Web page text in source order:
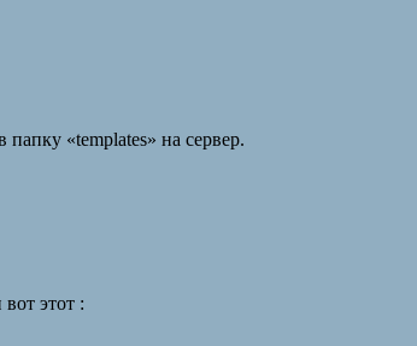
«templates» на сервер.
этот :